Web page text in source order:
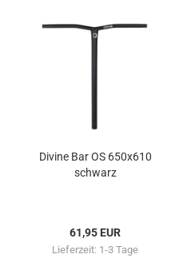
Divine Bar OS 650x610
schwarz
61,95 EUR
Lieferzeit: 1-3 Tage